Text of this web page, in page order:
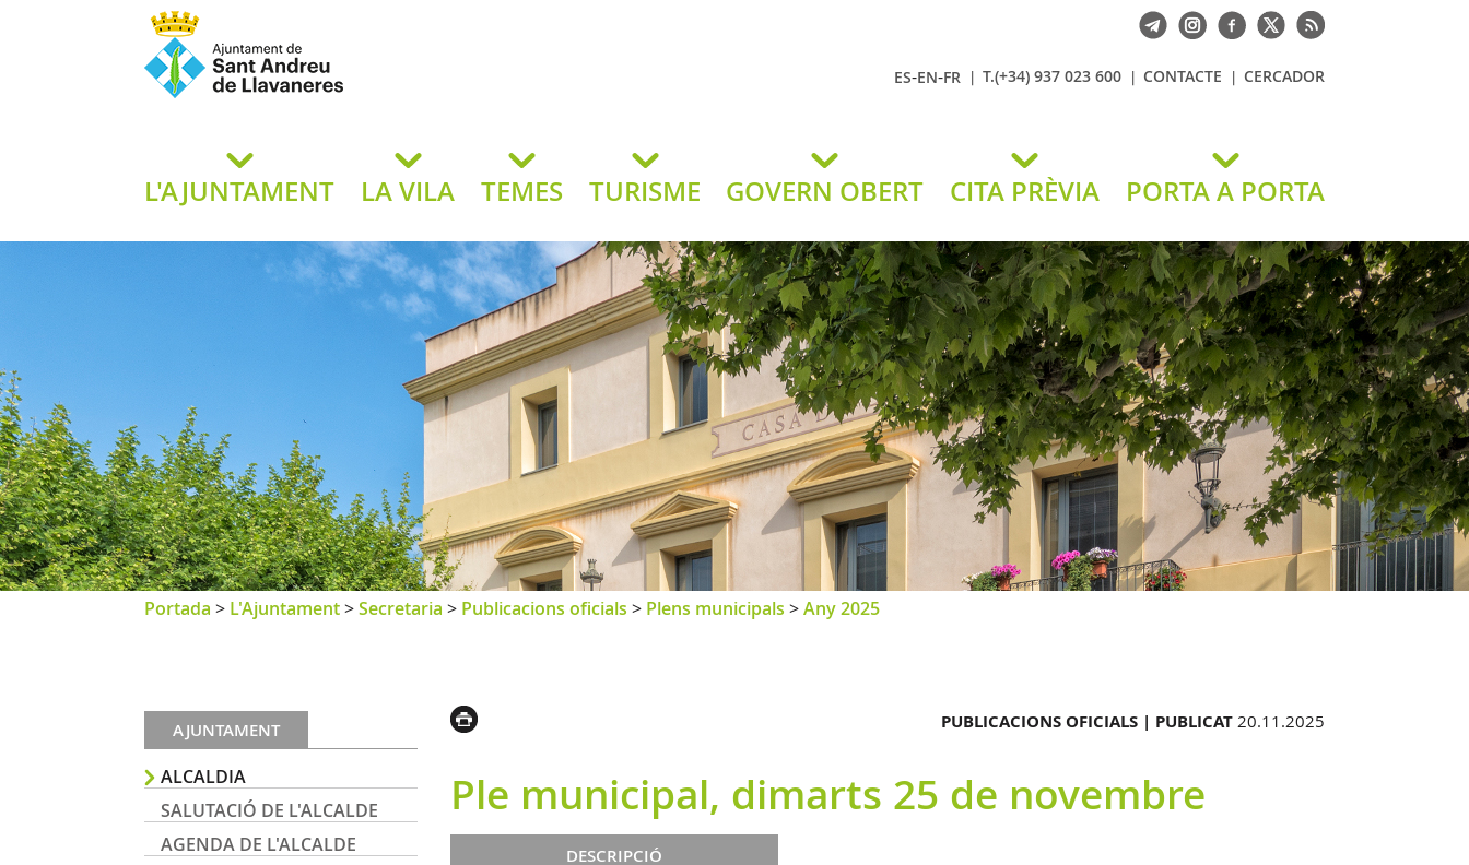
de Llavaneres
ES-EN-FR T.(+34) 937 023 600 CONTACTE CERCADOR
L'AJUNTAMENT LA VILA TEMES TURISME GOVERN OBERT CITA PRÈVIA PORTA A PORTA
Portada > L'Ajuntament>Secretaria > Publicacions oficials > Plens municipals >Any 2025
AJUNTAMENT
ALCALDIA
SALUTACIÓ DE L'ALCALDE
AGENDA DE L'ALCALDE
PUBLICACIONS OFICIALS | PUBLICAT 20.11.2025
Ple municipal, dimarts 25 de novembre
DESCRIPCIÓ